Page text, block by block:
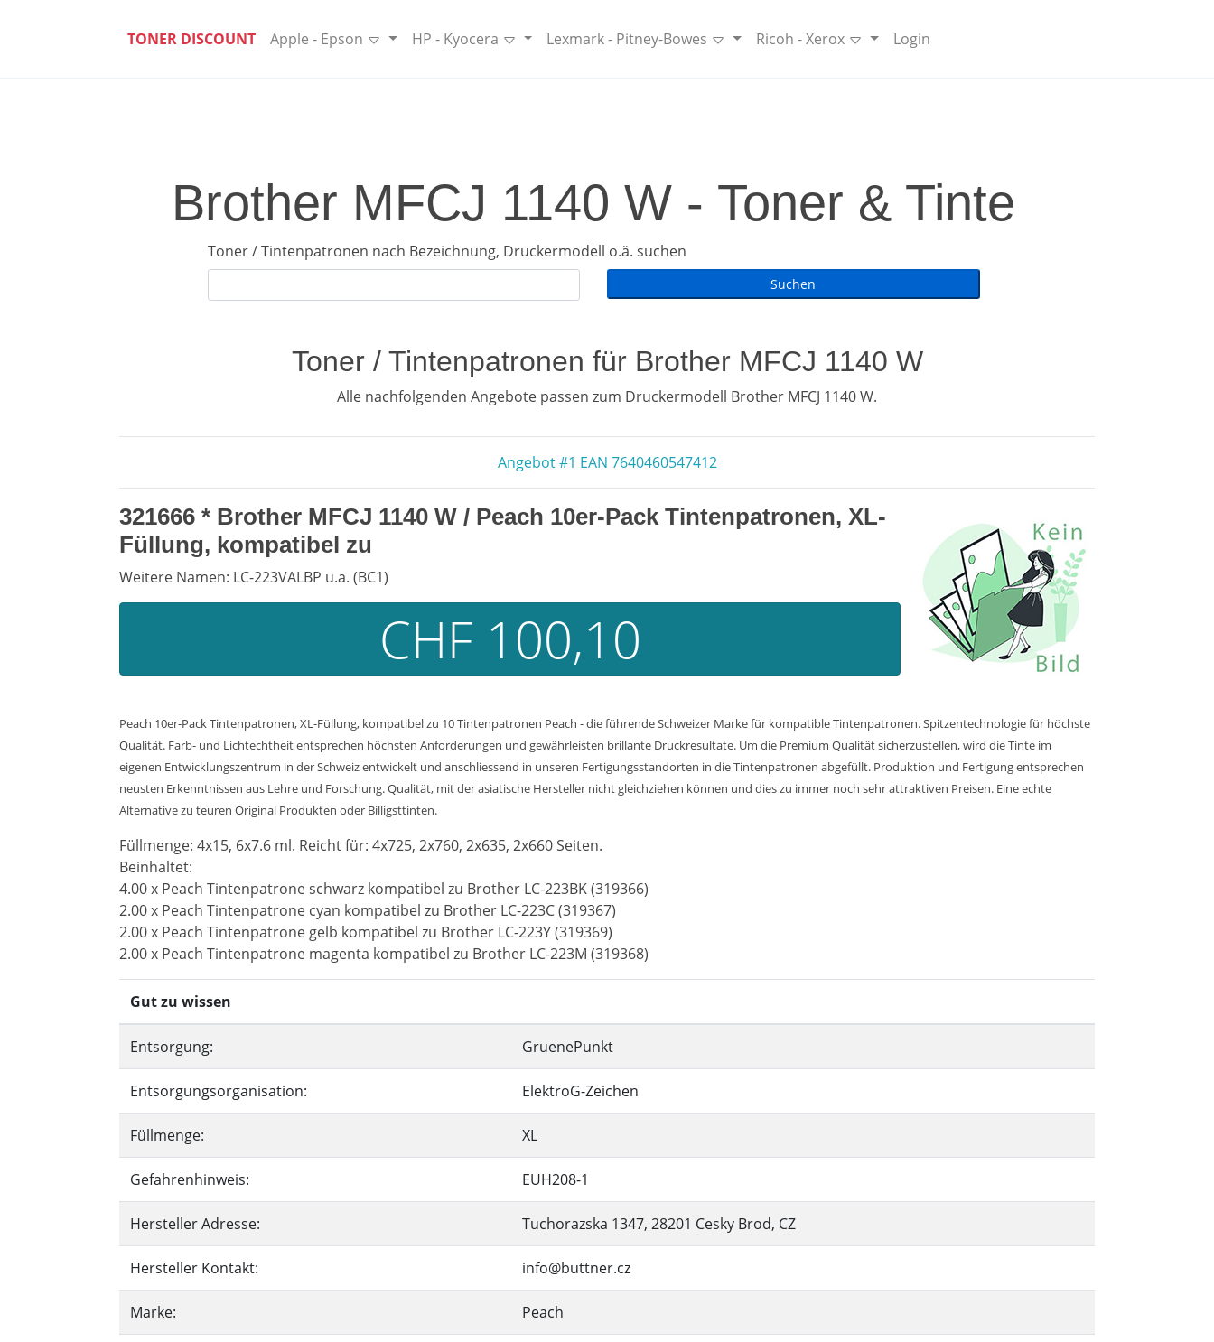
TONER DISCOUNT Apple - Epson HP - Kyocera Lexmark - Pitney-Bowes Ricoh - Xerox Login
Brother MFCJ 1140 W - Toner & Tinte
Toner / Tintenpatronen nach Bezeichnung, Druckermodell o.ä. suchen
Toner / Tintenpatronen für Brother MFCJ 1140 W
Alle nachfolgenden Angebote passen zum Druckermodell Brother MFCJ 1140 W.
Angebot #1 EAN 7640460547412
321666 * Brother MFCJ 1140 W / Peach 10er-Pack Tintenpatronen, XL-
Füllung, kompatibel zu
Weitere Namen: LC-223VALBP u.a. (BC1)
CHF 100,10
Peach 10er-Pack Tintenpatronen, XL-Füllung, kompatibel zu 10 Tintenpatronen Peach - die führende Schweizer Marke für kompatible Tintenpatronen. Spitzentechnologie für höchste
Qualität. Farb- und Lichtechtheit entsprechen höchsten Anforderungen und gewährleisten brillante Druckresultate. Um die Premium Qualität sicherzustellen, wird die Tinte im
eigenen Entwicklungszentrum in der Schweiz entwickelt und anschliessend in unseren Fertigungsstandorten in die Tintenpatronen abgefüllt. Produktion und Fertigung entsprechen
neusten Erkenntnissen aus Lehre und Forschung. Qualität, mit der asiatische Hersteller nicht gleichziehen können und dies zu immer noch sehr attraktiven Preisen. Eine echte
Alternative zu teuren Original Produkten oder Billigsttinten.
Füllmenge: 4x15, 6x7.6 ml. Reicht für: 4x725, 2x760, 2x635, 2x660 Seiten.
Beinhaltet:
4.00 x Peach Tintenpatrone schwarz kompatibel zu Brother LC-223BK (319366)
2.00 x Peach Tintenpatrone cyan kompatibel zu Brother LC-223C (319367)
2.00 x Peach Tintenpatrone gelb kompatibel zu Brother LC-223Y (319369)
2.00 x Peach Tintenpatrone magenta kompatibel zu Brother LC-223M (319368)
Gut zu wissen
Entsorgung: GruenePunkt
Entsorgungsorganisation: ElektroG-Zeichen
Füllmenge: XL
Gefahrenhinweis: EUH208-1
Hersteller Adresse: Tuchorazska 1347, 28201 Cesky Brod, CZ
Hersteller Kontakt: info@buttner.cz
Marke: Peach